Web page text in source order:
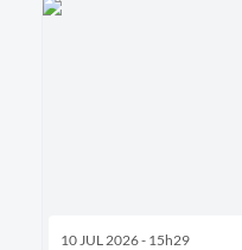
10 JUL 2026 - 15h29